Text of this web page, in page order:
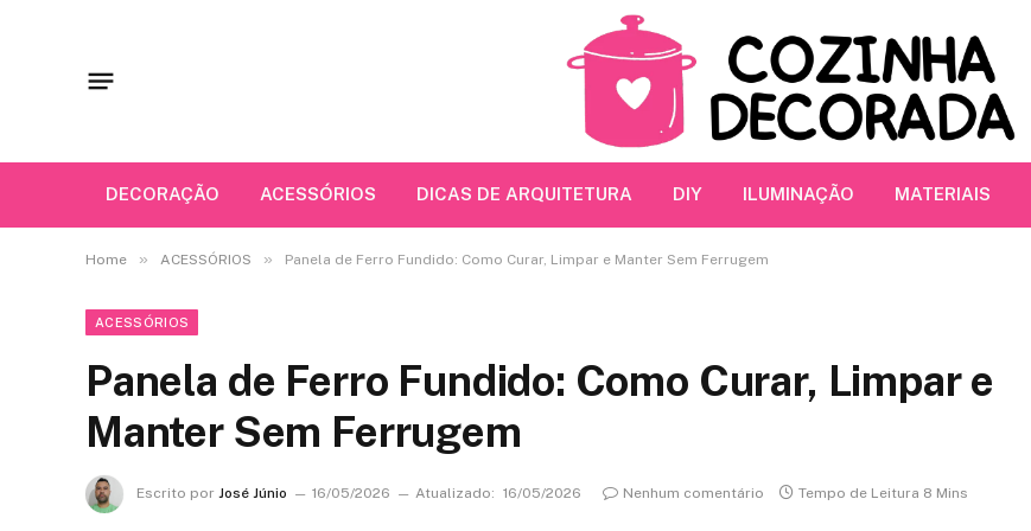
DECORAÇÃO ACESSÓRIOS DICAS DE ARQUITETURA DIY ILUMINAÇÃO MATERIAIS
Home » ACESSÓRIOS » Panela de Ferro Fundido: Como Curar, Limpar e Manter Sem Ferrugem
ACESSÓRIOS
Panela de Ferro Fundido: Como Curar, Limpar e
Manter Sem Ferrugem
Escrito por José Júnio 16/05/2026 Atualizado: 16/05/2026 Nenhum comentário Tempo de Leitura 8 Mins